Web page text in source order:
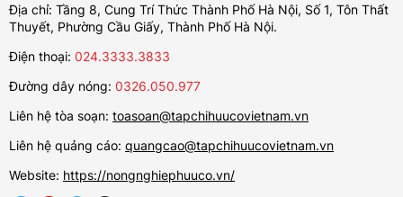
Địa chỉ: Tầng 8, Cung Trí Thức Thành Phố Hà Nội, Số 1, Tôn Thất
Thuyết, Phường Cầu Giấy, Thành Phố Hà Nội.
Điện thoại: 024.3333.3833
Đường dây nóng: 0326.050.977
Liên hệ tòa soạn: toasoan@tapchihuucovietnam.vn
Liên hệ quảng cáo: quangcao@tapchihuucovietnam.vn
Website: https://nongnghiephuuco.vn/